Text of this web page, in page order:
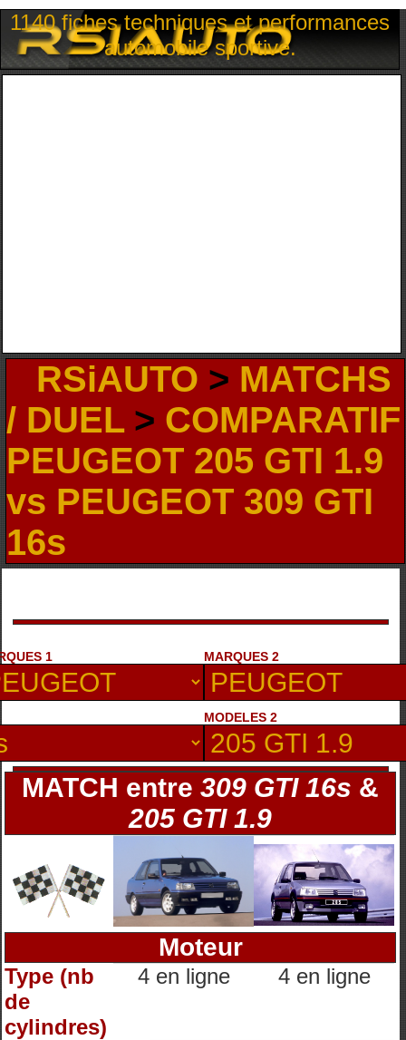
1140 fiches techniques et performances
automobile sportive.
RSiAUTO > MATCHS
/ DUEL> COMPARATIF
PEUGEOT 205 GTI 1.9
vs PEUGEOT 309 GTI
16s
1 MARQUES 2
MODELES 2
MATCH entre309 GTI 16s &
205 GTI 1.9
Moteur
Type (nb
de
cylindres)
4 en ligne 4 en ligne